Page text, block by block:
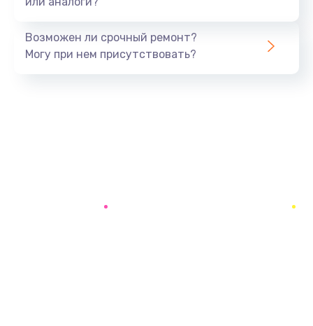
Возможен ли срочный ремонт?
Могу при нем присутствовать?